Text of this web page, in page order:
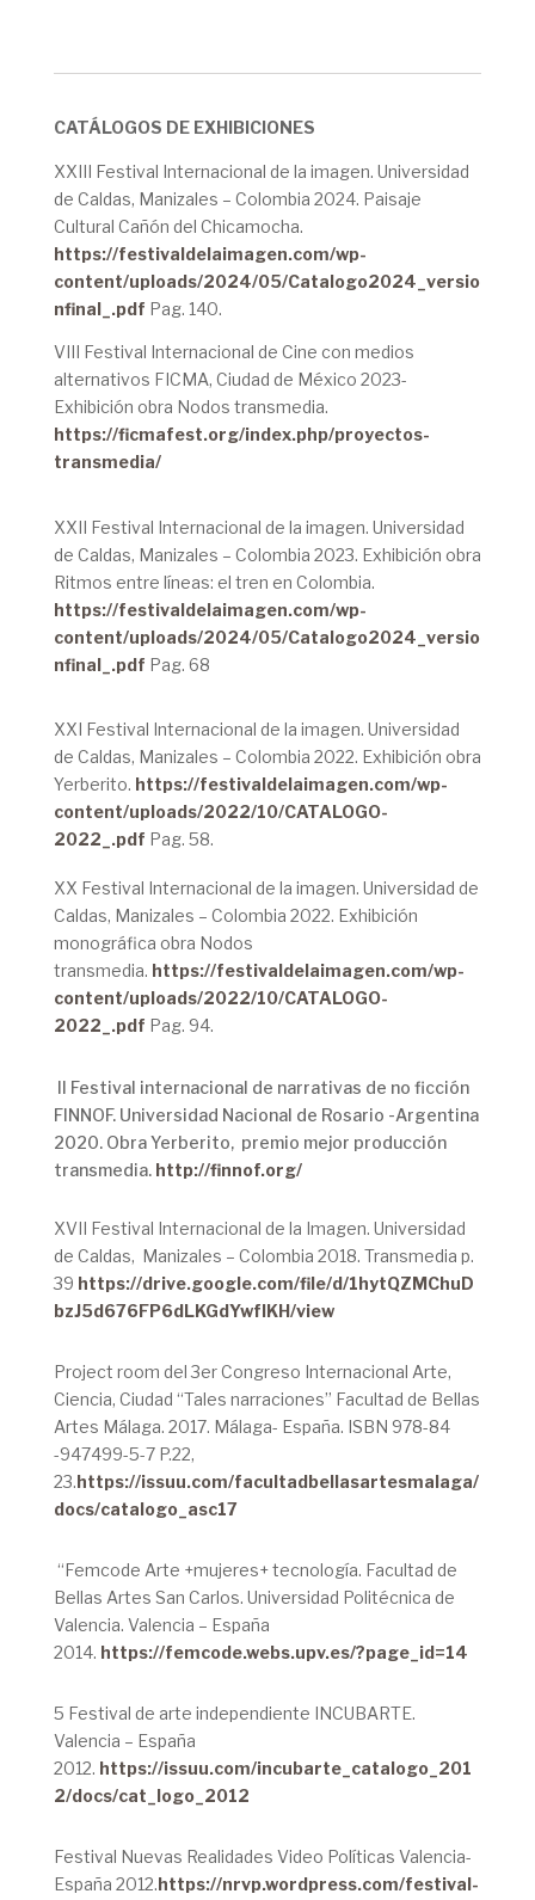
CATÁLOGOS DE EXHIBICIONES
XXIII Festival Internacional de la imagen. Universidad
de Caldas, Manizales – Colombia 2024. Paisaje
Cultural Cañón del Chicamocha.
https://festivaldelaimagen.com/wp-
content/uploads/2024/05/Catalogo2024_versio
nfinal_.pdf Pag. 140.
VIII Festival Internacional de Cine con medios
alternativos FICMA, Ciudad de México 2023-
Exhibición obra Nodos transmedia.
https://ficmafest.org/index.php/proyectos-
transmedia/
XXII Festival Internacional de la imagen. Universidad
de Caldas, Manizales – Colombia 2023. Exhibición obra
Ritmos entre líneas: el tren en Colombia.
https://festivaldelaimagen.com/wp-
content/uploads/2024/05/Catalogo2024_versio
nfinal_.pdf Pag. 68
XXI Festival Internacional de la imagen. Universidad
de Caldas, Manizales – Colombia 2022. Exhibición obra
Yerberito. https://festivaldelaimagen.com/wp-
content/uploads/2022/10/CATALOGO-
2022_.pdf Pag. 58.
XX Festival Internacional de la imagen. Universidad de
Caldas, Manizales – Colombia 2022. Exhibición
monográfica obra Nodos
transmedia. https://festivaldelaimagen.com/wp-
content/uploads/2022/10/CATALOGO-
2022_.pdf Pag. 94.
II Festival internacional de narrativas de no ficción
FINNOF. Universidad Nacional de Rosario -Argentina
2020. Obra Yerberito, premio mejor producción
transmedia. http://finnof.org/
XVII Festival Internacional de la Imagen. Universidad
de Caldas, Manizales – Colombia 2018. Transmedia p.
39 https://drive.google.com/file/d/1hytQZMChuD
bzJ5d676FP6dLKGdYwfIKH/view
Project room del 3er Congreso Internacional Arte,
Ciencia, Ciudad “Tales narraciones” Facultad de Bellas
Artes Málaga. 2017. Málaga- España. ISBN 978-84
-947499-5-7 P.22,
23.https://issuu.com/facultadbellasartesmalaga/
docs/catalogo_asc17
“Femcode Arte +mujeres+ tecnología. Facultad de
Bellas Artes San Carlos. Universidad Politécnica de
Valencia. Valencia – España
2014. https://femcode.webs.upv.es/?page_id=14
5 Festival de arte independiente INCUBARTE.
Valencia – España
2012. https://issuu.com/incubarte_catalogo_201
2/docs/cat_logo_2012
Festival Nuevas Realidades Video Políticas Valencia-
España 2012.https://nrvp.wordpress.com/festival-